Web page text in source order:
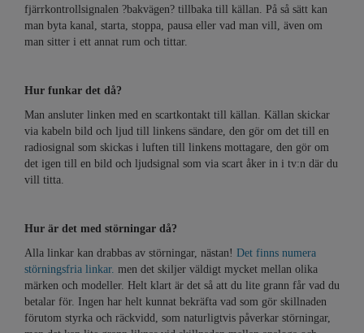
fjärrkontrollsignalen ?bakvägen? tillbaka till källan. På så sätt kan
man byta kanal, starta, stoppa, pausa eller vad man vill, även om
man sitter i ett annat rum och tittar.
Hur funkar det då?
Man ansluter linken med en scartkontakt till källan. Källan skickar
via kabeln bild och ljud till linkens sändare, den gör om det till en
radiosignal som skickas i luften till linkens mottagare, den gör om
det igen till en bild och ljudsignal som via scart åker in i tv:n där du
vill titta.
Hur är det med störningar då?
Alla linkar kan drabbas av störningar, nästan! Det finns numera
störningsfria linkar. men det skiljer väldigt mycket mellan olika
märken och modeller. Helt klart är det så att du lite grann får vad du
betalar för. Ingen har helt kunnat bekräfta vad som gör skillnaden
förutom styrka och räckvidd, som naturligtvis påverkar störningar,